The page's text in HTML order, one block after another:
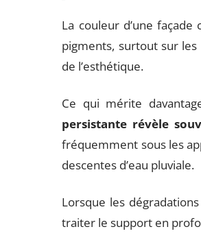
La couleur d’une façade
pigments, surtout sur
de l’esthétique.
Ce qui mérite
persistante révèle
fréquemment sous les
descentes d’eau pluviale.
Lorsque les
traiter le support en